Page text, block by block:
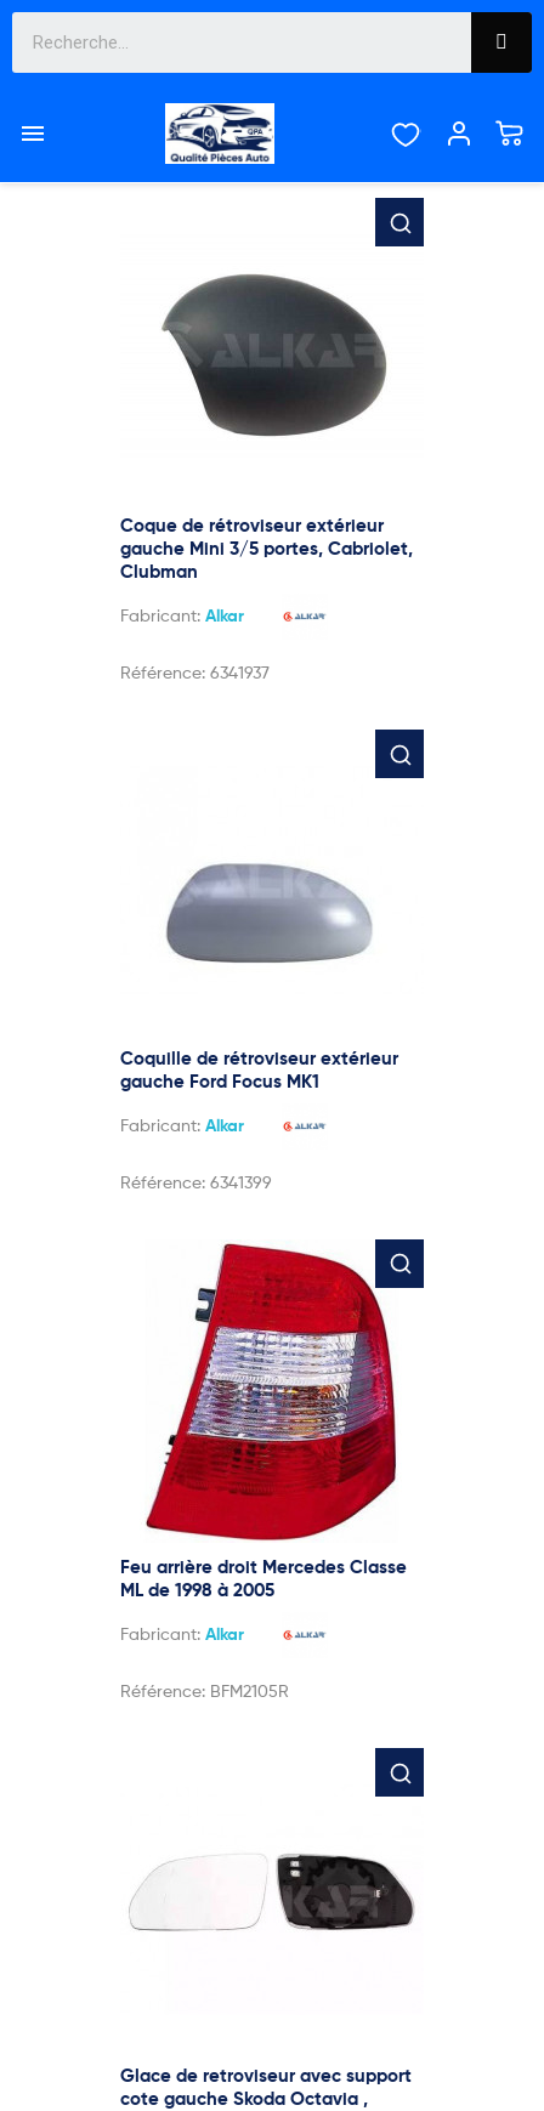

Liste des produits de la marque Alkar
Affichage 1-12 de 47 article(s)
Coque de rétroviseur extérieur
gauche Mini 3/5 portes, Cabriolet,
Clubman
Fabricant: Alkar
Référence: 6341937
Coquille de rétroviseur extérieur
gauche Ford Focus MK1
Fabricant: Alkar
Référence: 6341399
Feu arrière droit Mercedes Classe
ML de 1998 à 2005
Fabricant: Alkar
Référence: BFM2105R
Glace de retroviseur avec support
cote gauche Skoda Octavia ,